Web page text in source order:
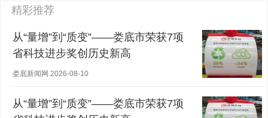
精彩推荐
从“量增”到“质变”——娄底市荣获7项
省科技进步奖创历史新高
娄底新闻网 2026-08-10
从“量增”到“质变”——娄底市荣获7项